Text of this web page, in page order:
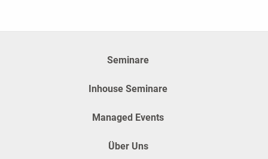
Seminare
Inhouse Seminare
Managed Events
Über Uns